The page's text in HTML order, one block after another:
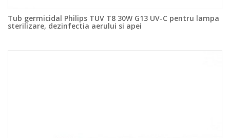
Tub germicidal Philips TUV T8 30W G13 UV-C pentru lampa
sterilizare, dezinfectia aerului si apei